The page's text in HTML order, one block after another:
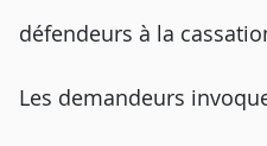
défendeurs à la
Les demandeurs